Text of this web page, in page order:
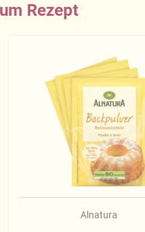
Rezept
Alnatura